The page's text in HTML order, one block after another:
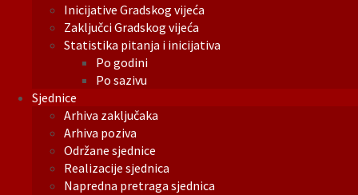
Inicijative Gradskog vijeća
Zaključci Gradskog vijeća
Statistika pitanja i inicijativa
Po godini
Po sazivu
Sjednice
Arhiva zaključaka
Arhiva poziva
Održane sjednice
Realizacije sjednica
Napredna pretraga sjednica